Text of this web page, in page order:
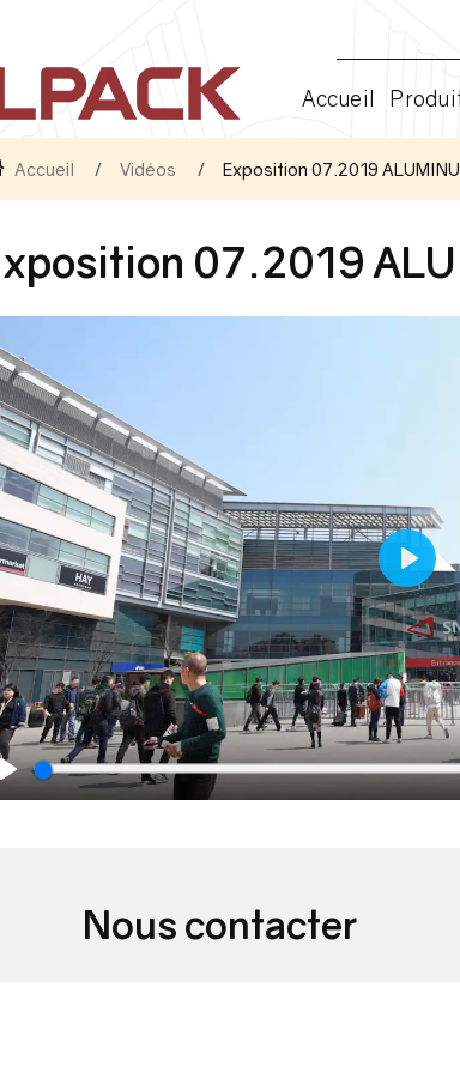
Accueil
Accueil Vidéos Exposition 07.2019
07.2019
Play
Play
Nous contacter